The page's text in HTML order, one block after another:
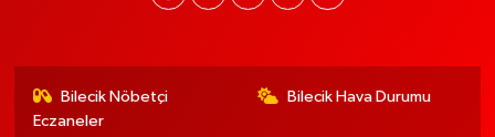
Bilecik Nöbetçi
Eczaneler
Bilecik Hava Durumu